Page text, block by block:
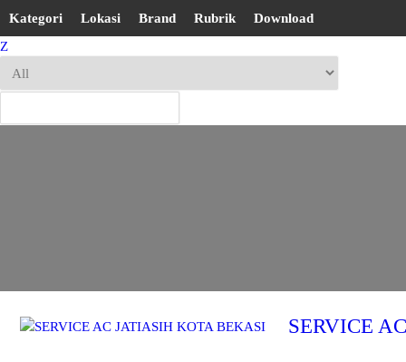
Kategori Lokasi Brand Rubrik
Download
Z
SERVICE